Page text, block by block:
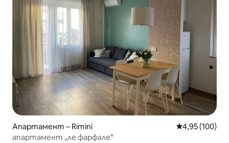
Апартамент – Rimini Средна
4,95 (100)
апартамент „ле фарфале“